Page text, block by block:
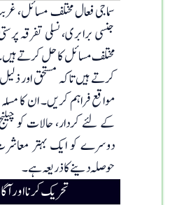
سماجی فعال مختلف مسائل،
جنسی برابری، نسلی تفرقہ
مختلف مسائل کا حل کرتے
کرتے ہیں تاکہ مستحق اور
مواقع فراہم کریں۔ ان کا
کے لئے کردار، حالات کو
دوسرے کو ایک بہتر
حوصلہ دینے کا ذریعہ ہے۔
تحریک کرنا اور